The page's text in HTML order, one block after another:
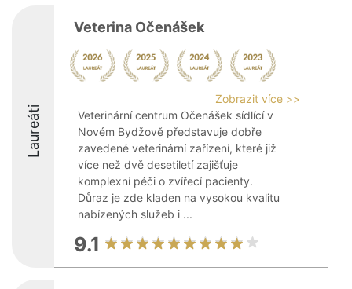
Laureáti
Veterina Očenášek
Zobrazit více >>
Veterinární centrum Očenášek sídlící v
Novém Bydžově představuje dobře
zavedené veterinární zařízení, které již
více než dvě desetiletí zajišťuje
komplexní péči o zvířecí pacienty.
Důraz je zde kladen na vysokou kvalitu
nabízených služeb i ...
9.1